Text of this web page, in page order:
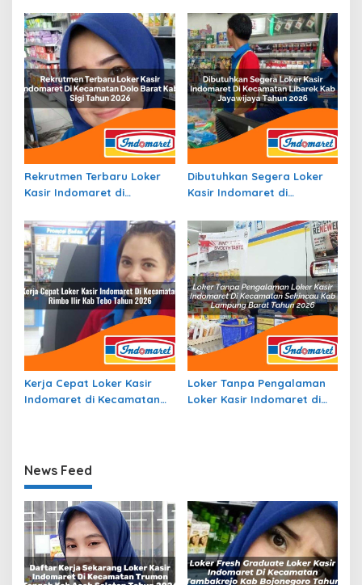
Tengah, Kab. Aceh Selatan
Tahun 2026
Kab. Bojonegoro Tahun
2026
Rekrutmen Terbaru Loker
Kasir Indomaret di
Kab. Sigi Tahun 2026
Dibutuhkan Segera Loker
Kasir Indomaret di
Jayawijaya Tahun 2026
Kerja Cepat Loker Kasir
Indomaret di Kecamatan
Loker Tanpa Pengalaman
Loker Kasir Indomaret di
News Feed